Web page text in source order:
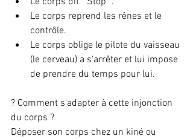
Le corps reprend les rênes et le
contrôle.
Le corps oblige le pilote du vaisseau
(le cerveau) a s'arrêter et lui impose
de prendre du temps pour lui.
? Comment s'adapter à cette injonction
du corps ?
Déposer son corps chez un kiné ou